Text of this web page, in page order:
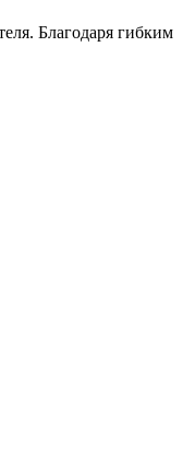
Благодаря гибким